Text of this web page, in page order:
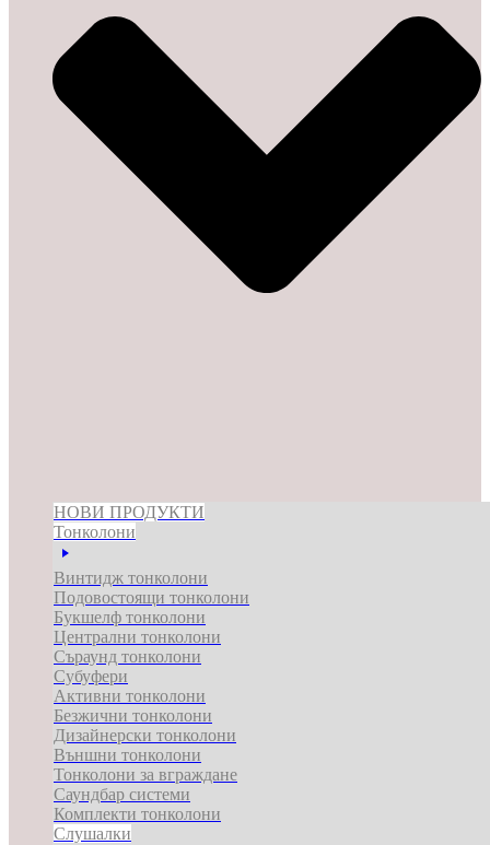
НОВИ ПРОДУКТИ
Тонколони
Винтидж тонколони
Подовостоящи тонколони
Букшелф тонколони
Централни тонколони
Съраунд тонколони
Субуфери
Активни тонколони
Безжични тонколони
Дизайнерски тонколони
Външни тонколони
Тонколони за вграждане
Саундбар системи
Комплекти тонколони
Слушалки